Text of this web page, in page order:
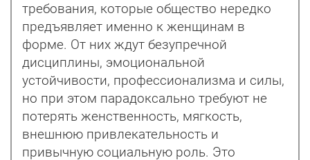
требования, которые общество нередко
предъявляет именно к женщинам в
форме. От них ждут безупречной
дисциплины, эмоциональной
устойчивости, профессио­нализма и силы,
но при этом парадоксально требуют не
потерять женственность, мягкость,
внешнюю привлекательность и
привычную социальную роль. Это